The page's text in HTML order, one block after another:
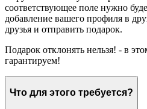
соответствующее поле нужно
добавление вашего профиля в
друзья и отправить подарок.
Подарок отклонять нельзя! - в
гарантируем!
Что для этого требуется?